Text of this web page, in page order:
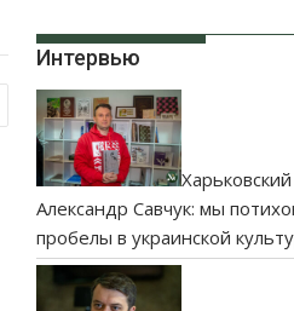
Интервью
Александр Савчук: мы
пробелы в украинской